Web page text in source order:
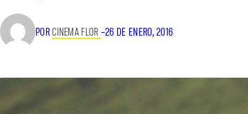
PORCINEMA FLOR –26 DE ENERO, 2016